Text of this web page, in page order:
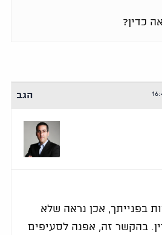
כדין?
הגב
בפנייתך, אכן נראה שלא
בהקשר זה, אפנה לסעיפים